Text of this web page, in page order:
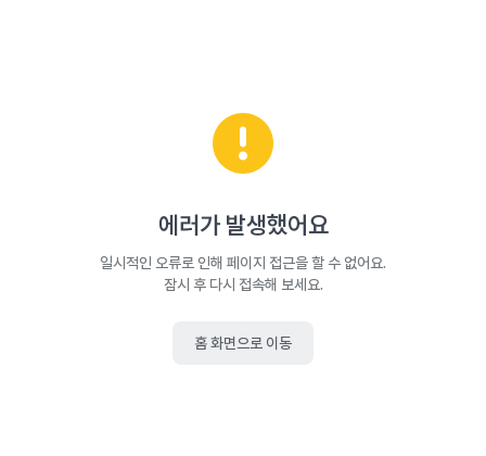
에러가 발생했어요
일시적인 오류로 인해 페이지 접근을 할 수 없어요.
잠시 후 다시 접속해 보세요.
홈 화면으로 이동